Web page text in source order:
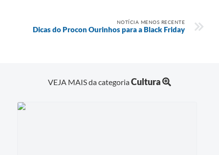
NOTÍCIA MENOS RECENTE
Dicas do Procon Ourinhos para a Black Friday
VEJA MAIS da categoriaCultura